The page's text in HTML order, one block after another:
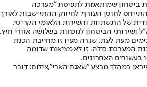
ביטחון שמותאמת לתפיסת "מערכה
לחוסן העורף, לחיזוק ההתיישבות לאורך
של התשתיות והשירות הלאומי הקריטי.
ושירותי הביטחון לנוכחות בשלושה אזורי חיץ,
מעת לעת. שגרה מעין זו מחייבת הכנת
המערכת כולה. זו לא מציאות שדומה
בעשורים האחרונים.
במהלך מבצע "שאגת הארי",צילום: דובר